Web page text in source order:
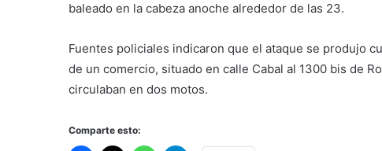
baleado en la cabeza anoche alrededor de las 23.
Fuentes policiales indicaron que el ataque se produjo
de un comercio, situado en calle Cabal al 1300 bis de
circulaban en dos motos.
Comparte esto: